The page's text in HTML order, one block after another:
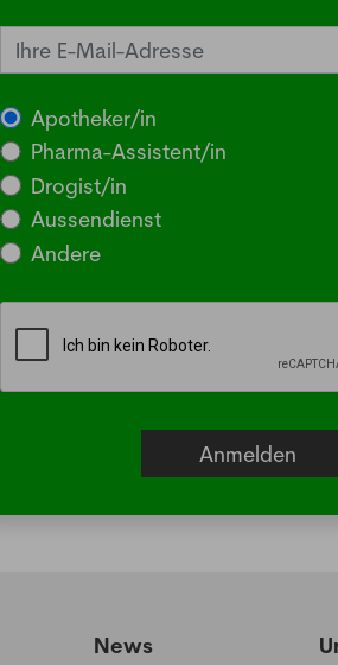
Juckreiz im Sommer?
03.08.2026
BERLIN - Viele kleine
Sommermonaten
oder beissen.
Apotheker/in
Pharma-Assistent/in
Drogist/in
Aussendienst
Andere
News